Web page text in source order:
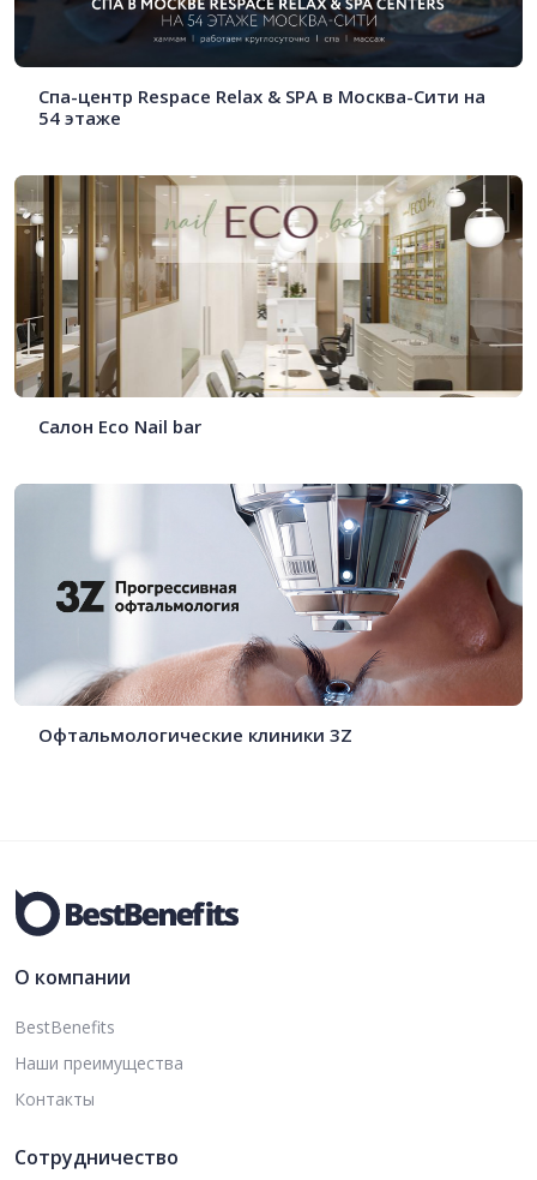
Спа-центр Respace Relax & SPA в Москва-Сити на
54 этаже
Салон Eco Nail bar
Офтальмологические клиники 3Z
О компании
BestBenefits
Наши преимущества
Контакты
Сотрудничество